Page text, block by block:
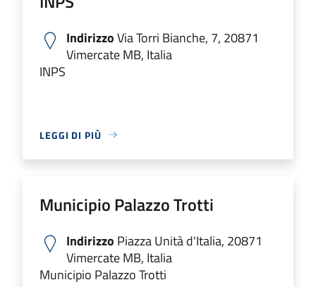
IndirizzoVia Torri Bianche, 7, 20871
Vimercate MB, Italia
INPS
LEGGI DI PIÙ
Municipio Palazzo Trotti
Indirizzo Piazza Unità d'Italia, 20871
Vimercate MB, Italia
Municipio Palazzo Trotti